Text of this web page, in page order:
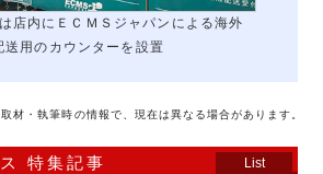
店内にＥＣＭＳジャパンによる海外
送用のカウンターを設置
材・執筆時の情報で、現在は異なる場合があります。
特集記事 List